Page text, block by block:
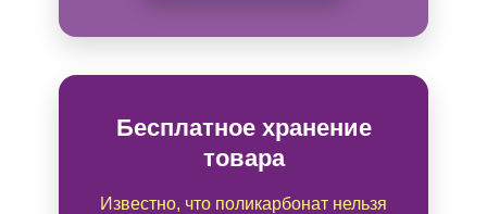
Бесплатное хранение
товара
Известно, что поликарбонат нельзя